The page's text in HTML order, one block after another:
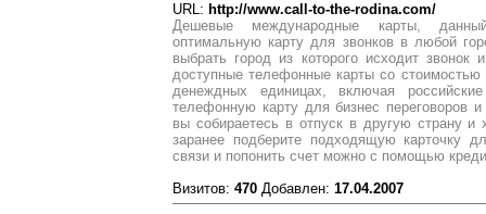
URL: http://www.call-to-the-rodina.com/
Дешевые международные карты,
оптимальную карту для звонков в любой
выбрать город из которого исходит
доступные телефонные карты со стоимостью
денеждных единицах, включая
телефонную карту для бизнес
вы собираетесь в отпуск в другую страну и
заранее подберите подходящую карточку
связи и попонить счет можно с помощью
Визитов: 470 Добавлен: 17.04.2007